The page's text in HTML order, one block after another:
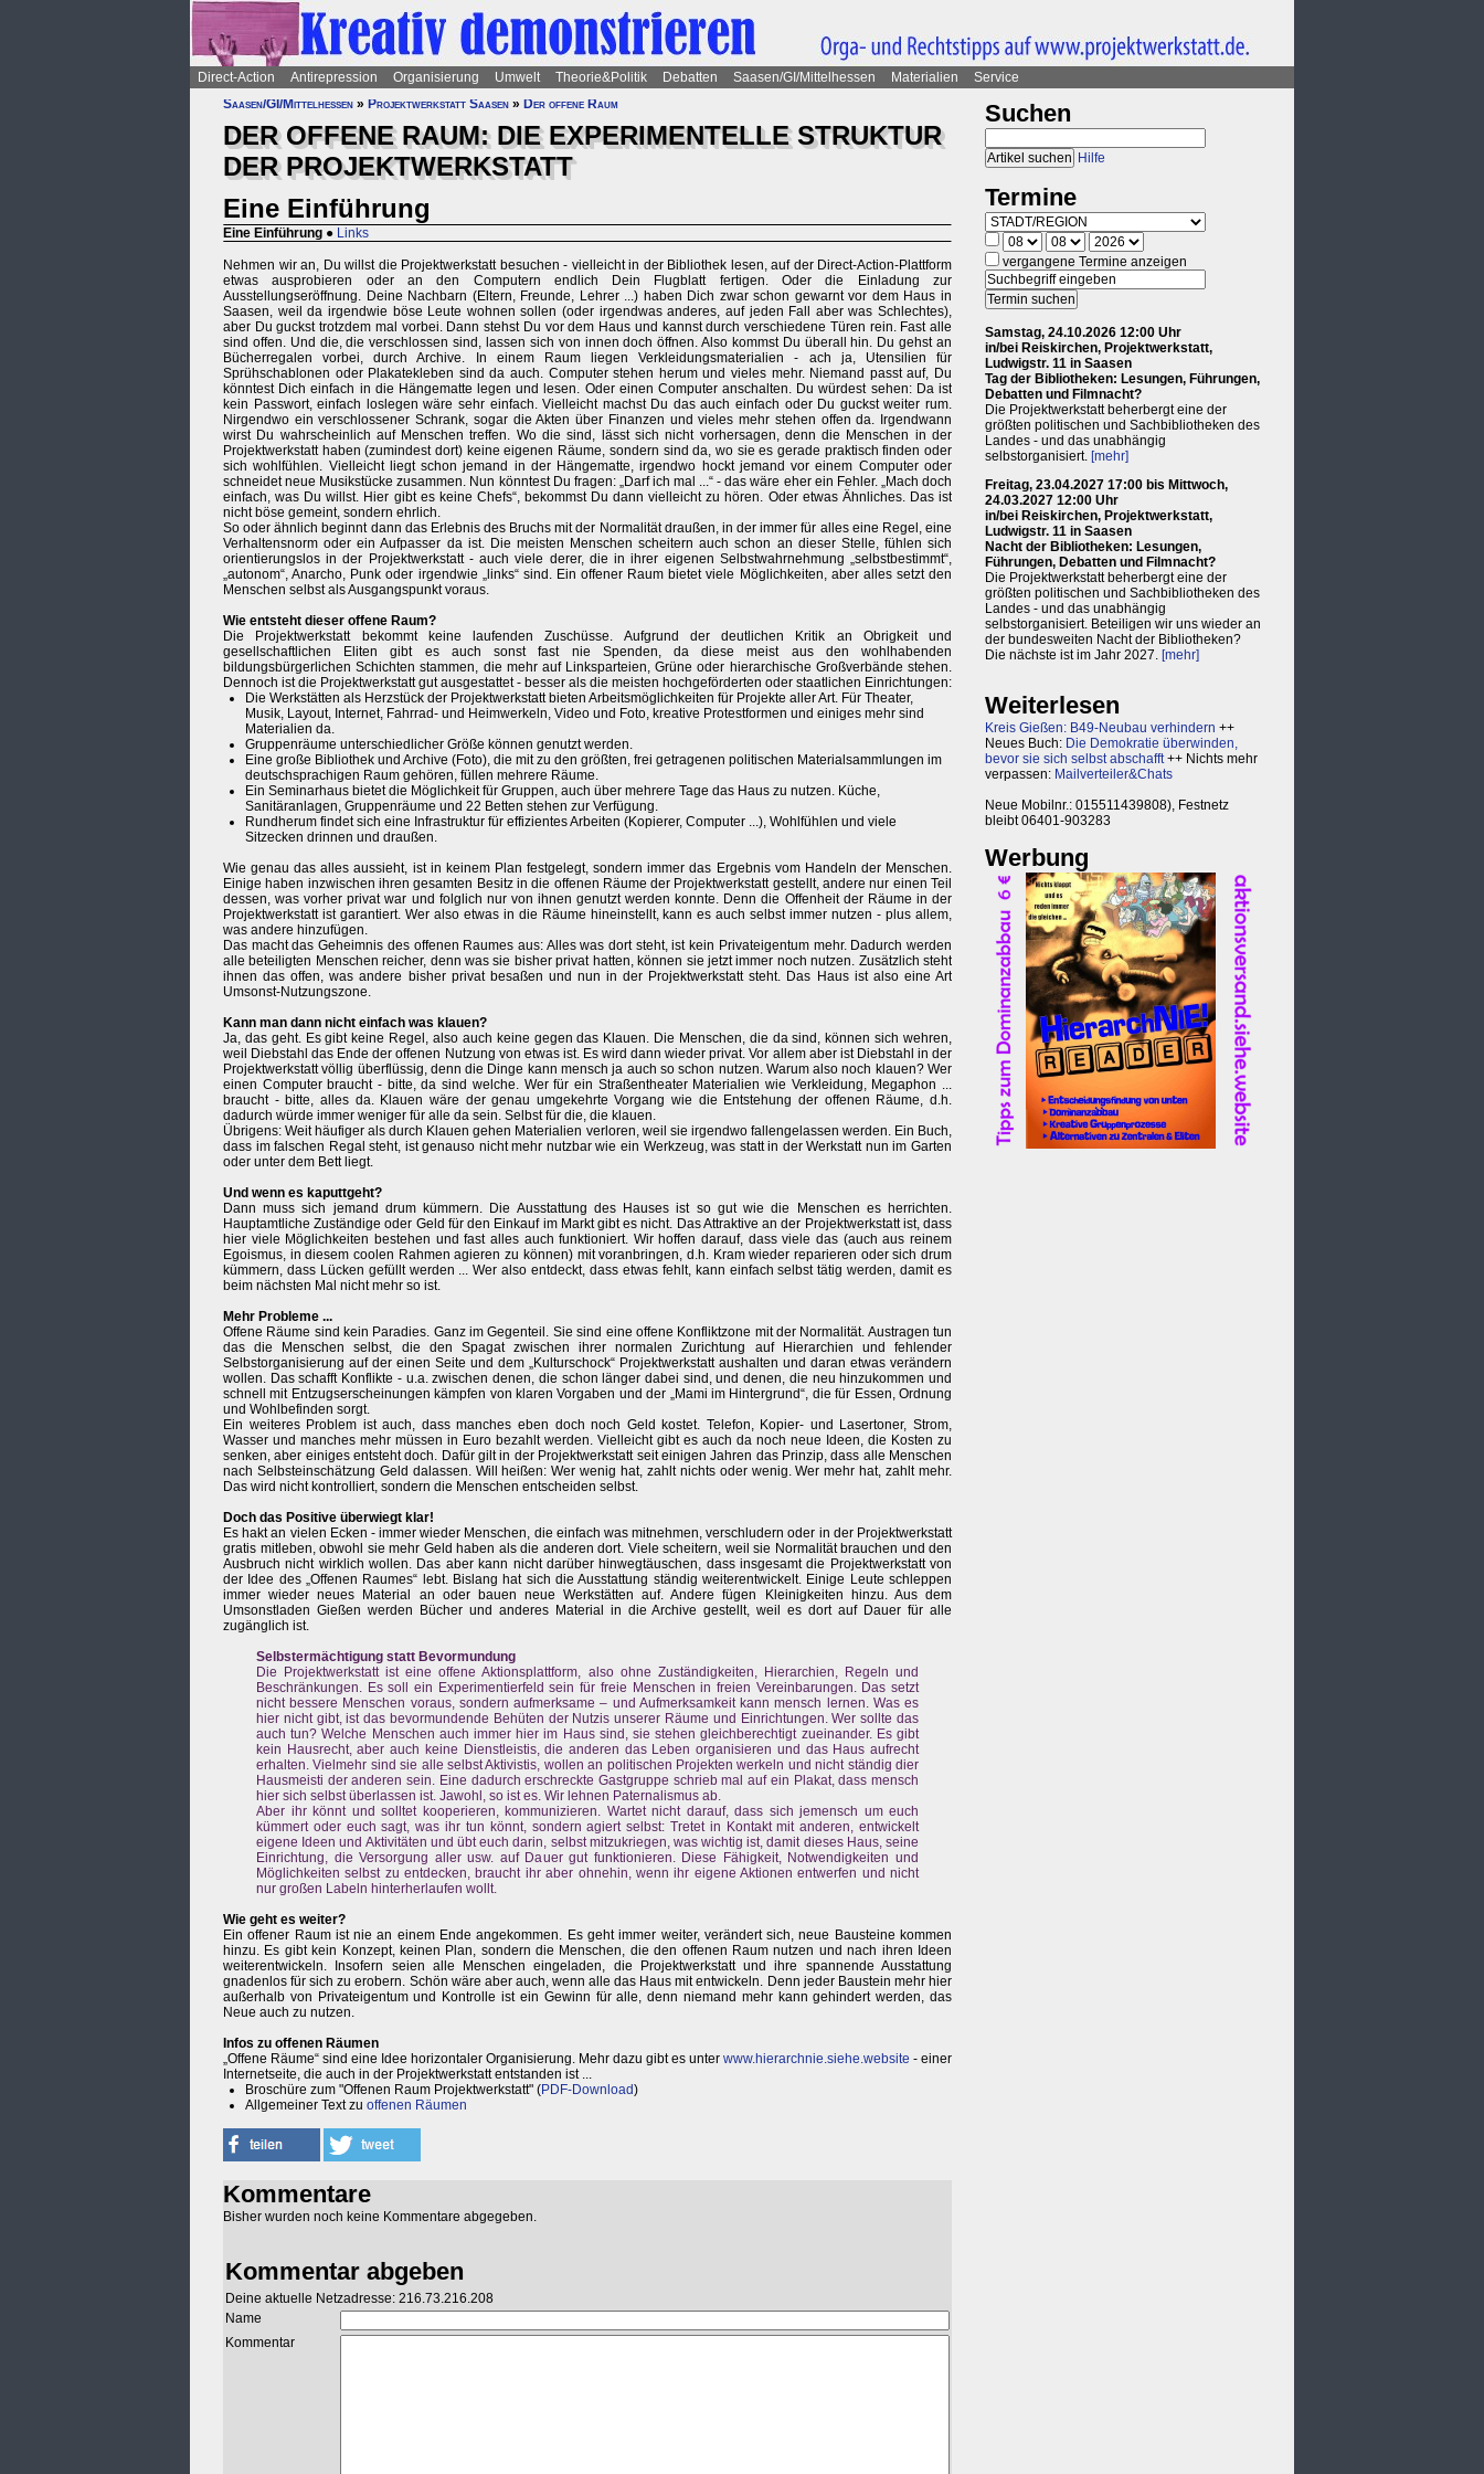
Direct-Action Antirepression Organisierung Umwelt Theorie&Politik Debatten Saasen/GI/Mittelhessen Materialien
Service
Saasen/GI/Mittelhessen » Projektwerkstatt Saasen » Der offene Raum
DER OFFENE RAUM: DIE EXPERIMENTELLE STRUKTUR
DER PROJEKTWERKSTATT
Eine Einführung
Eine Einführung ● Links
Nehmen wir an, Du willst die Projektwerkstatt besuchen - vielleicht in der Bibliothek lesen, auf der Direct-Action-Plattform
etwas ausprobieren oder an den Computern endlich Dein Flugblatt fertigen. Oder die Einladung zur
Ausstellungseröffnung. Deine Nachbarn (Eltern, Freunde, Lehrer ...) haben Dich zwar schon gewarnt vor dem Haus in
Saasen, weil da irgendwie böse Leute wohnen sollen (oder irgendwas anderes, auf jeden Fall aber was Schlechtes),
aber Du guckst trotzdem mal vorbei. Dann stehst Du vor dem Haus und kannst durch verschiedene Türen rein. Fast alle
sind offen. Und die, die verschlossen sind, lassen sich von innen doch öffnen. Also kommst Du überall hin. Du gehst an
Bücherregalen vorbei, durch Archive. In einem Raum liegen Verkleidungsmaterialien - ach ja, Utensilien für
Sprühschablonen oder Plakatekleben sind da auch. Computer stehen herum und vieles mehr. Niemand passt auf, Du
könntest Dich einfach in die Hängematte legen und lesen. Oder einen Computer anschalten. Du würdest sehen: Da ist
kein Passwort, einfach loslegen wäre sehr einfach. Vielleicht machst Du das auch einfach oder Du guckst weiter rum.
Nirgendwo ein verschlossener Schrank, sogar die Akten über Finanzen und vieles mehr stehen offen da. Irgendwann
wirst Du wahrscheinlich auf Menschen treffen. Wo die sind, lässt sich nicht vorhersagen, denn die Menschen in der
Projektwerkstatt haben (zumindest dort) keine eigenen Räume, sondern sind da, wo sie es gerade praktisch finden oder
sich wohlfühlen. Vielleicht liegt schon jemand in der Hängematte, irgendwo hockt jemand vor einem Computer oder
schneidet neue Musikstücke zusammen. Nun könntest Du fragen: „Darf ich mal ...“ - das wäre eher ein Fehler. „Mach doch
einfach, was Du willst. Hier gibt es keine Chefs“, bekommst Du dann vielleicht zu hören. Oder etwas Ähnliches. Das ist
nicht böse gemeint, sondern ehrlich.
So oder ähnlich beginnt dann das Erlebnis des Bruchs mit der Normalität draußen, in der immer für alles eine Regel, eine
Verhaltensnorm oder ein Aufpasser da ist. Die meisten Menschen scheitern auch schon an dieser Stelle, fühlen sich
orientierungslos in der Projektwerkstatt - auch viele derer, die in ihrer eigenen Selbstwahrnehmung „selbstbestimmt“,
„autonom“, Anarcho, Punk oder irgendwie „links“ sind. Ein offener Raum bietet viele Möglichkeiten, aber alles setzt den
Menschen selbst als Ausgangspunkt voraus.
Wie entsteht dieser offene Raum?
Die Projektwerkstatt bekommt keine laufenden Zuschüsse. Aufgrund der deutlichen Kritik an Obrigkeit und
gesellschaftlichen Eliten gibt es auch sonst fast nie Spenden, da diese meist aus den wohlhabenden
bildungsbürgerlichen Schichten stammen, die mehr auf Linksparteien, Grüne oder hierarchische Großverbände stehen.
Dennoch ist die Projektwerkstatt gut ausgestattet - besser als die meisten hochgeförderten oder staatlichen Einrichtungen:
Die Werkstätten als Herzstück der Projektwerkstatt bieten Arbeitsmöglichkeiten für Projekte aller Art. Für Theater,
Musik, Layout, Internet, Fahrrad- und Heimwerkeln, Video und Foto, kreative Protestformen und einiges mehr sind
Materialien da.
Gruppenräume unterschiedlicher Größe können genutzt werden.
Eine große Bibliothek und Archive (Foto), die mit zu den größten, frei getragenen politischen Materialsammlungen im
deutschsprachigen Raum gehören, füllen mehrere Räume.
Ein Seminarhaus bietet die Möglichkeit für Gruppen, auch über mehrere Tage das Haus zu nutzen. Küche,
Sanitäranlagen, Gruppenräume und 22 Betten stehen zur Verfügung.
Rundherum findet sich eine Infrastruktur für effizientes Arbeiten (Kopierer, Computer ...), Wohlfühlen und viele
Sitzecken drinnen und draußen.
Wie genau das alles aussieht, ist in keinem Plan festgelegt, sondern immer das Ergebnis vom Handeln der Menschen.
Einige haben inzwischen ihren gesamten Besitz in die offenen Räume der Projektwerkstatt gestellt, andere nur einen Teil
dessen, was vorher privat war und folglich nur von ihnen genutzt werden konnte. Denn die Offenheit der Räume in der
Projektwerkstatt ist garantiert. Wer also etwas in die Räume hineinstellt, kann es auch selbst immer nutzen - plus allem,
was andere hinzufügen.
Das macht das Geheimnis des offenen Raumes aus: Alles was dort steht, ist kein Privateigentum mehr. Dadurch werden
alle beteiligten Menschen reicher, denn was sie bisher privat hatten, können sie jetzt immer noch nutzen. Zusätzlich steht
ihnen das offen, was andere bisher privat besaßen und nun in der Projektwerkstatt steht. Das Haus ist also eine Art
Umsonst-Nutzungszone.
Kann man dann nicht einfach was klauen?
Ja, das geht. Es gibt keine Regel, also auch keine gegen das Klauen. Die Menschen, die da sind, können sich wehren,
weil Diebstahl das Ende der offenen Nutzung von etwas ist. Es wird dann wieder privat. Vor allem aber ist Diebstahl in der
Projektwerkstatt völlig überflüssig, denn die Dinge kann mensch ja auch so schon nutzen. Warum also noch klauen? Wer
einen Computer braucht - bitte, da sind welche. Wer für ein Straßentheater Materialien wie Verkleidung, Megaphon ...
braucht - bitte, alles da. Klauen wäre der genau umgekehrte Vorgang wie die Entstehung der offenen Räume, d.h.
dadurch würde immer weniger für alle da sein. Selbst für die, die klauen.
Übrigens: Weit häufiger als durch Klauen gehen Materialien verloren, weil sie irgendwo fallengelassen werden. Ein Buch,
dass im falschen Regal steht, ist genauso nicht mehr nutzbar wie ein Werkzeug, was statt in der Werkstatt nun im Garten
oder unter dem Bett liegt.
Und wenn es kaputtgeht?
Dann muss sich jemand drum kümmern. Die Ausstattung des Hauses ist so gut wie die Menschen es herrichten.
Hauptamtliche Zuständige oder Geld für den Einkauf im Markt gibt es nicht. Das Attraktive an der Projektwerkstatt ist, dass
hier viele Möglichkeiten bestehen und fast alles auch funktioniert. Wir hoffen darauf, dass viele das (auch aus reinem
Egoismus, in diesem coolen Rahmen agieren zu können) mit voranbringen, d.h. Kram wieder reparieren oder sich drum
kümmern, dass Lücken gefüllt werden ... Wer also entdeckt, dass etwas fehlt, kann einfach selbst tätig werden, damit es
beim nächsten Mal nicht mehr so ist.
Mehr Probleme ...
Offene Räume sind kein Paradies. Ganz im Gegenteil. Sie sind eine offene Konfliktzone mit der Normalität. Austragen tun
das die Menschen selbst, die den Spagat zwischen ihrer normalen Zurichtung auf Hierarchien und fehlender
Selbstorganisierung auf der einen Seite und dem „Kulturschock“ Projektwerkstatt aushalten und daran etwas verändern
wollen. Das schafft Konflikte - u.a. zwischen denen, die schon länger dabei sind, und denen, die neu hinzukommen und
schnell mit Entzugserscheinungen kämpfen von klaren Vorgaben und der „Mami im Hintergrund“, die für Essen, Ordnung
und Wohlbefinden sorgt.
Ein weiteres Problem ist auch, dass manches eben doch noch Geld kostet. Telefon, Kopier- und Lasertoner, Strom,
Wasser und manches mehr müssen in Euro bezahlt werden. Vielleicht gibt es auch da noch neue Ideen, die Kosten zu
senken, aber einiges entsteht doch. Dafür gilt in der Projektwerkstatt seit einigen Jahren das Prinzip, dass alle Menschen
nach Selbsteinschätzung Geld dalassen. Will heißen: Wer wenig hat, zahlt nichts oder wenig. Wer mehr hat, zahlt mehr.
Das wird nicht kontrolliert, sondern die Menschen entscheiden selbst.
Doch das Positive überwiegt klar!
Es hakt an vielen Ecken - immer wieder Menschen, die einfach was mitnehmen, verschludern oder in der Projektwerkstatt
gratis mitleben, obwohl sie mehr Geld haben als die anderen dort. Viele scheitern, weil sie Normalität brauchen und den
Ausbruch nicht wirklich wollen. Das aber kann nicht darüber hinwegtäuschen, dass insgesamt die Projektwerkstatt von
der Idee des „Offenen Raumes“ lebt. Bislang hat sich die Ausstattung ständig weiterentwickelt. Einige Leute schleppen
immer wieder neues Material an oder bauen neue Werkstätten auf. Andere fügen Kleinigkeiten hinzu. Aus dem
Umsonstladen Gießen werden Bücher und anderes Material in die Archive gestellt, weil es dort auf Dauer für alle
zugänglich ist.
Selbstermächtigung statt Bevormundung
Die Projektwerkstatt ist eine offene Aktionsplattform, also ohne Zuständigkeiten, Hierarchien, Regeln und
Beschränkungen. Es soll ein Experimentierfeld sein für freie Menschen in freien Vereinbarungen. Das setzt
nicht bessere Menschen voraus, sondern aufmerksame – und Aufmerksamkeit kann mensch lernen. Was es
hier nicht gibt, ist das bevormundende Behüten der Nutzis unserer Räume und Einrichtungen. Wer sollte das
auch tun? Welche Menschen auch immer hier im Haus sind, sie stehen gleichberechtigt zueinander. Es gibt
kein Hausrecht, aber auch keine Dienstleistis, die anderen das Leben organisieren und das Haus aufrecht
erhalten. Vielmehr sind sie alle selbst Aktivistis, wollen an politischen Projekten werkeln und nicht ständig dier
Hausmeisti der anderen sein. Eine dadurch erschreckte Gastgruppe schrieb mal auf ein Plakat, dass mensch
hier sich selbst überlassen ist. Jawohl, so ist es. Wir lehnen Paternalismus ab.
Aber ihr könnt und solltet kooperieren, kommunizieren. Wartet nicht darauf, dass sich jemensch um euch
kümmert oder euch sagt, was ihr tun könnt, sondern agiert selbst: Tretet in Kontakt mit anderen, entwickelt
eigene Ideen und Aktivitäten und übt euch darin, selbst mitzukriegen, was wichtig ist, damit dieses Haus, seine
Einrichtung, die Versorgung aller usw. auf Dauer gut funktionieren. Diese Fähigkeit, Notwendigkeiten und
Möglichkeiten selbst zu entdecken, braucht ihr aber ohnehin, wenn ihr eigene Aktionen entwerfen und nicht
nur großen Labeln hinterherlaufen wollt.
Wie geht es weiter?
Ein offener Raum ist nie an einem Ende angekommen. Es geht immer weiter, verändert sich, neue Bausteine kommen
hinzu. Es gibt kein Konzept, keinen Plan, sondern die Menschen, die den offenen Raum nutzen und nach ihren Ideen
weiterentwickeln. Insofern seien alle Menschen eingeladen, die Projektwerkstatt und ihre spannende Ausstattung
gnadenlos für sich zu erobern. Schön wäre aber auch, wenn alle das Haus mit entwickeln. Denn jeder Baustein mehr hier
außerhalb von Privateigentum und Kontrolle ist ein Gewinn für alle, denn niemand mehr kann gehindert werden, das
Neue auch zu nutzen.
Infos zu offenen Räumen
„Offene Räume“ sind eine Idee horizontaler Organisierung. Mehr dazu gibt es unter www.hierarchnie.siehe.website - einer
Internetseite, die auch in der Projektwerkstatt entstanden ist ...
Broschüre zum "Offenen Raum Projektwerkstatt" (PDF-Download)
Allgemeiner Text zu offenen Räumen
Kommentare
Bisher wurden noch keine Kommentare abgegeben.
Kommentar abgeben
Deine aktuelle Netzadresse: 216.73.216.208
Name
Kommentar
Suchen
Hilfe
Termine
vergangene Termine anzeigen
Samstag, 24.10.2026 12:00 Uhr
in/bei Reiskirchen, Projektwerkstatt,
Ludwigstr. 11 in Saasen
Tag der Bibliotheken: Lesungen, Führungen,
Debatten und Filmnacht?
Die Projektwerkstatt beherbergt eine der
größten politischen und Sachbibliotheken des
Landes - und das unabhängig
selbstorganisiert. [mehr]
Freitag, 23.04.2027 17:00 bis Mittwoch,
24.03.2027 12:00 Uhr
in/bei Reiskirchen, Projektwerkstatt,
Ludwigstr. 11 in Saasen
Nacht der Bibliotheken: Lesungen,
Führungen, Debatten und Filmnacht?
Die Projektwerkstatt beherbergt eine der
größten politischen und Sachbibliotheken des
Landes - und das unabhängig
selbstorganisiert. Beteiligen wir uns wieder an
der bundesweiten Nacht der Bibliotheken?
Die nächste ist im Jahr 2027. [mehr]
Weiterlesen
Kreis Gießen: B49-Neubau verhindern ++
Neues Buch: Die Demokratie überwinden,
bevor sie sich selbst abschafft++ Nichts mehr
verpassen: Mailverteiler&Chats
Neue Mobilnr.: 015511439808), Festnetz
bleibt 06401-903283
Werbung